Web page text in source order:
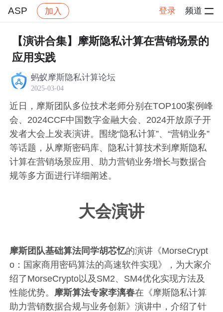
ASP 加入 登录 频道
社区 ASP 帖子详情
【演讲合集】摩斯隐私计算在营销场景的
应用实践
蚂蚁摩斯隐私计算论坛
2025-03-04
近日，摩斯团队多位技术老师分别在TOP100案例峰
会、2024CCF中国数字金融大会、2024开放原子开
发者大会上发表演讲。围绕“隐私计算”、“营销业务”
等话题，从摩斯密码库、隐私计算技术到摩斯隐私
计算在营销场景应用、助力营销业务增长与数据合
规等多方面进行详细阐述。
大会演讲
摩斯团队基础算法同学胡芯忆的演讲《MorseCrypt
o：国家商用密码算法的高速软件实现》，为大家介
绍了MorseCrypto以及SM2、SM4优化实现方法及
性能优势。 摩斯算法专家李漓春在《摩斯隐私计算
助力营销数据合规与业务创新》演讲中，介绍了针